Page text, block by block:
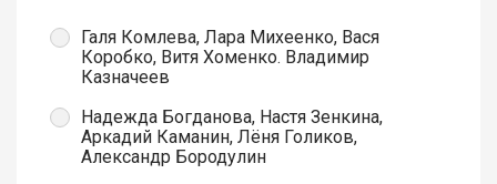
Галя Комлева, Лара Михеенко, Вася
Коробко, Витя Хоменко. Владимир
Казначеев
Надежда Богданова, Настя Зенкина,
Аркадий Каманин, Лёня Голиков,
Александр Бородулин